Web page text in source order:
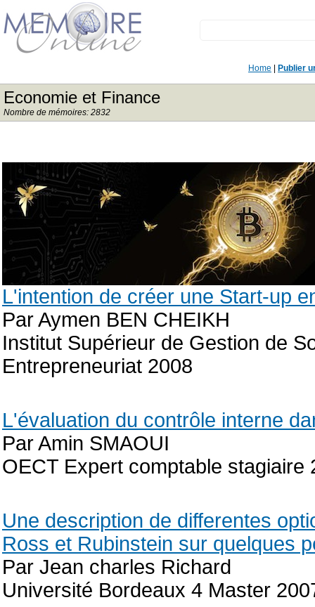
Home Publier
Economie et Finance
Nombre de mémoires: 2832
L'intention de créer une Start-up
Par Aymen BEN CHEIKH
Institut Supérieur de Gestion de
Entrepreneuriat 2008
L'évaluation du contrôle interne
Par Amin SMAOUI
OECT Expert comptable stagiaire
Une description de differentes
Ross et Rubinstein sur quelques
Par Jean charles Richard
Université Bordeaux 4 Master